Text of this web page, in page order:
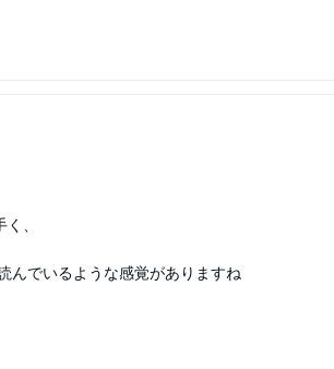
、
んでいるような感覚がありますね